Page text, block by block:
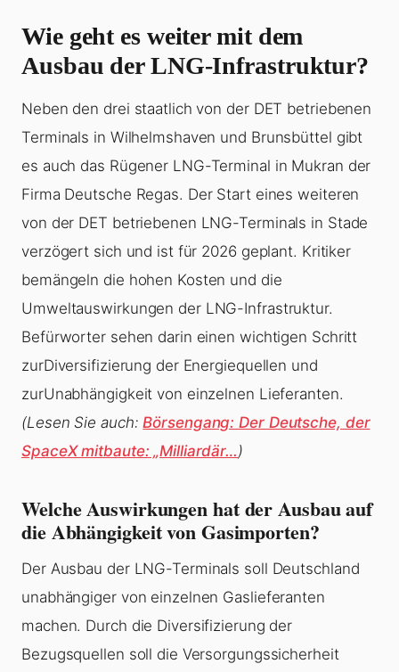
Wie geht es weiter mit dem
Ausbau der LNG-Infrastruktur?
Neben den drei staatlich von der DET betriebenen
Terminals in Wilhelmshaven und Brunsbüttel gibt
es auch das Rügener LNG-Terminal in Mukran der
Firma Deutsche Regas. Der Start eines weiteren
von der DET betriebenen LNG-Terminals in Stade
verzögert sich und ist für 2026 geplant. Kritiker
bemängeln die hohen Kosten und die
Umweltauswirkungen der LNG-Infrastruktur.
Befürworter sehen darin einen wichtigen Schritt
zurDiversifizierung der Energiequellen und
zurUnabhängigkeit von einzelnen Lieferanten.
(Lesen Sie auch:Börsengang: Der Deutsche, der
SpaceX mitbaute: „Milliardär… )
Welche Auswirkungen hat der Ausbau auf
die Abhängigkeit von Gasimporten?
Der Ausbau der LNG-Terminals soll Deutschland
unabhängiger von einzelnen Gaslieferanten
machen. Durch die Diversifizierung der
Bezugsquellen soll die Versorgungssicherheit